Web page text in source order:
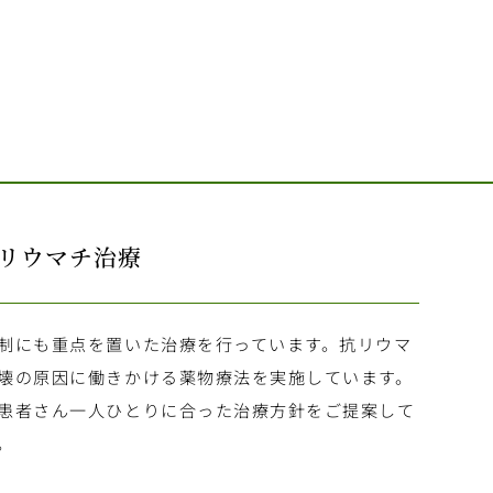
ウマチ治療
も重点を置いた治療を行っています。抗リウマ
原因に働きかける薬物療法を実施しています。
者さん一人ひとりに合った治療方針をご提案して